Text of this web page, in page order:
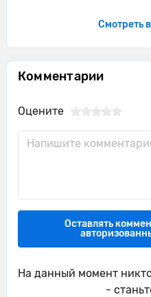
Смотреть
Комментарии
Оцените
Оставлять
На данный момент
-